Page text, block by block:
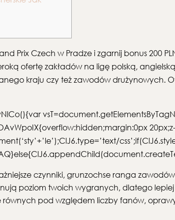
Prix Czech w Pradze i zgarnij bonus 200
ofertę zakładów na ligę polską,
kraju czy też zawodów drużynowych.
czynniki, grunzochse ranga
poziom twoich wygranych, dlatego
równych pod względem liczby fanów,